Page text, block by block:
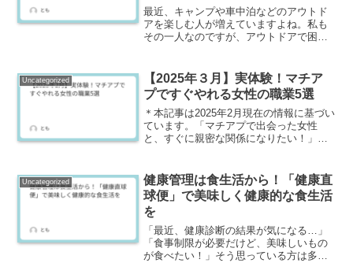
る！
最近、キャンプや車中泊などのアウトド
アを楽しむ人が増えていますよね。私も
その一人なのですが、アウトドアで困る
今回ご紹介するのは、大容量で使い勝手
の良いポータブル電源「E...
Uncategorized
【2025年３月】実体験！マチア
プですぐやれる女性の職業5選
＊本記事は2025年2月現在の情報に基づい
ています。「マチアプで出会った女性
と、すぐに親密な関係になりたい！」そ
いかないものですよね。そこで今回は、
実際にマッチングアプ...
Uncategorized
健康管理は食生活から！「健康直
球便」で美味しく健康的な食生活
を
「最近、健康診断の結果が気になる…」
「食事制限が必要だけど、美味しいもの
が食べたい！」そう思っている方は多い